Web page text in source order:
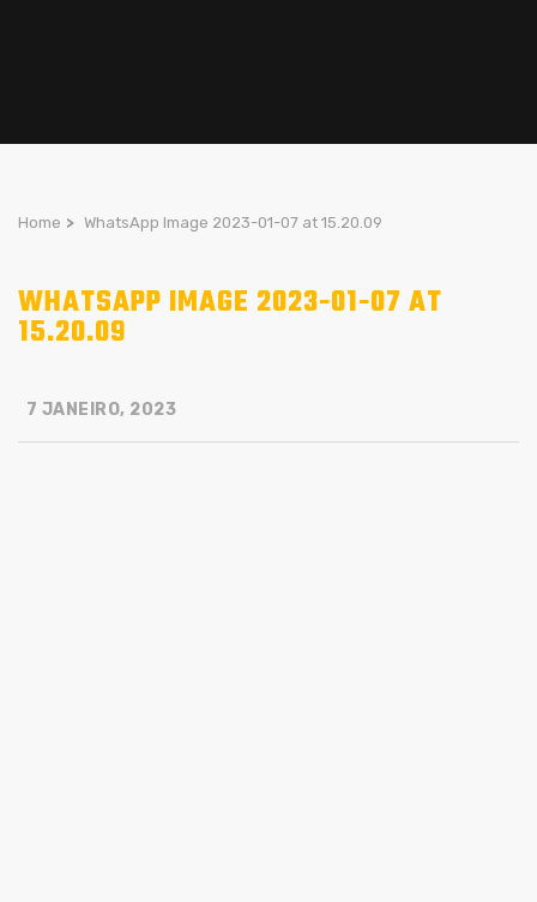
Home > WhatsApp Image 2023-01-07 at 15.20.09
WHATSAPP IMAGE 2023-01-07 AT
15.20.09
7 JANEIRO, 2023